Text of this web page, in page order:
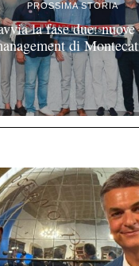
PROSSIMA STORIA
la fase due:
di